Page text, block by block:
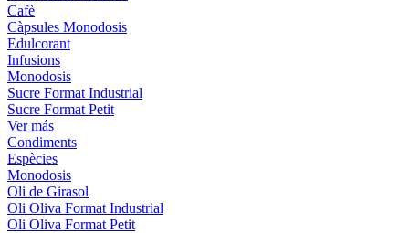
Cafè
Càpsules Monodosis
Edulcorant
Infusions
Monodosis
Sucre Format Industrial
Sucre Format Petit
Ver más
Condiments
Espècies
Monodosis
Oli de Girasol
Oli Oliva Format Industrial
Oli Oliva Format Petit